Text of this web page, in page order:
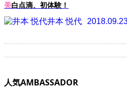
美白点滴、初体験！
井本 悦代
人気AMBASSADOR